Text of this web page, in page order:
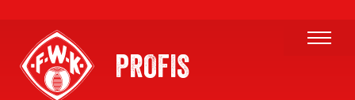
PROFIS